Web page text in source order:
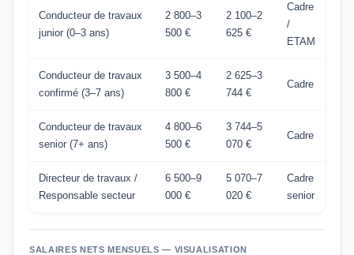
Conducteur de travaux
junior (0–3 ans)
2 800–3
500 €
2 100–2
625 €
Cadre
/
ETAM
Conducteur de travaux
confirmé (3–7 ans)
3 500–4
800 €
2 625–3
744 €
Cadre
Conducteur de travaux
senior (7+ ans)
4 800–6
500 €
3 744–5
070 €
Cadre
Directeur de travaux /
Responsable secteur
6 500–9
000 €
5 070–7
020 €
Cadre
senior
SALAIRES NETS MENSUELS — VISUALISATION